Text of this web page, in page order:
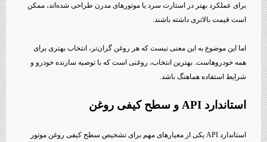
برای عملکرد بهتر در استارت سرد یا موتورهای مدرن طراحی شده‌اند، ممکن
است قیمت بالاتری داشته باشند.
اما این موضوع به این معنی نیست که هر روغن گران‌تر، انتخاب بهتری برای
همه خودروهاست. بهترین انتخاب، روغنی است که با توصیه سازنده خودرو و
شرایط استفاده هماهنگ باشد.
استاندارد API و سطح کیفی روغن
استاندارد API یکی از معیارهای مهم برای تشخیص سطح کیفی روغن موتور